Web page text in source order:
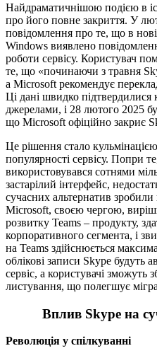
Найдраматичнішою подією в
про його повне закриття. У
повідомлення про те, що в
Windows виявлено
роботи сервісу. Користувач
те, що «починаючи з травня
а Microsoft рекомендує
Ці дані швидко підтвердилися
джерелами, і 28 лютого 2025
що Microsoft офіційно закриє
Це рішення стало
популярності сервісу. Попри
використовувався сотнями
застарілий інтерфейс,
сучасних альтернатив
Microsoft, своєю чергою,
розвитку Teams – продукту,
корпоративного сегмента, і
на Teams здійснюється
облікові записи Skype будуть
сервіс, а користувачі зможуть
листування, що полегшує
Вплив Skype на
Революція у спілкуванні